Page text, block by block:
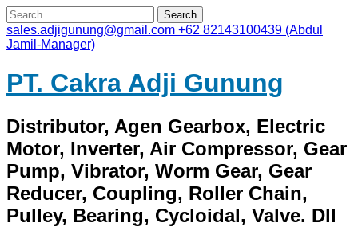
Search
for:
sales.adjigunung@gmail.com +62 82143100439 (Abdul
Jamil-Manager)
PT. Cakra Adji Gunung
Distributor, Agen Gearbox, Electric
Motor, Inverter, Air Compressor, Gear
Pump, Vibrator, Worm Gear, Gear
Reducer, Coupling, Roller Chain,
Pulley, Bearing, Cycloidal, Valve. Dll